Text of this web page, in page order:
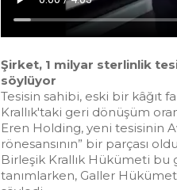
Şirket, 1 milyar sterlinlik
söylüyor
Tesisin sahibi, eski bir kâğıt
Krallık'taki geri dönüşüm
Eren Holding, yeni tesisinin
rönesansının” bir parçası
Birleşik Krallık Hükümeti bu
tanımlarken, Galler